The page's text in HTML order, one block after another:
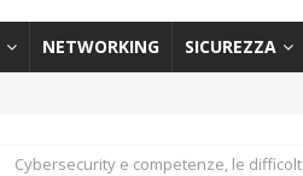
NETWORKING SICUREZZA
Cybersecurity e competenze, le